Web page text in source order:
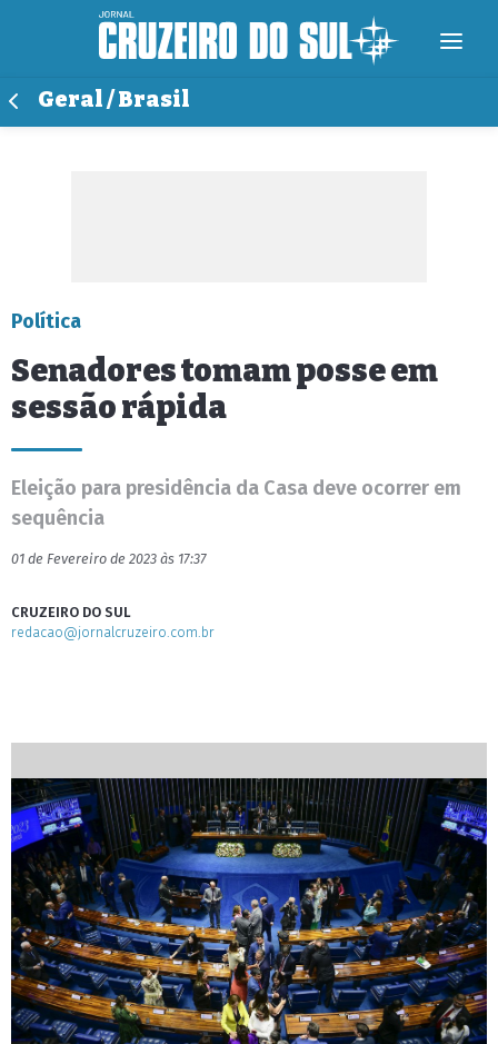
Geral / Brasil
Política
Senadores tomam posse em
sessão rápida
Eleição para presidência da Casa deve ocorrer em
sequência
01 de Fevereiro de 2023 às 17:37
CRUZEIRO DO SUL
redacao@jornalcruzeiro.com.br